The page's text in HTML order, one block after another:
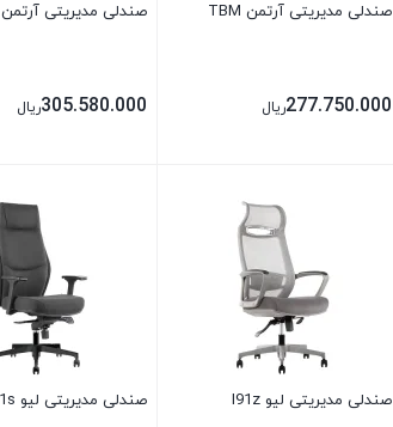
صندلی مدیریتی آرتمن TBM
277.750.000ریال
صندلی مدیریتی آرتمن TUM
305.580.000ریال
صندلی مدیریتی لیو I91z صندلی مدیریتی لیو P91s